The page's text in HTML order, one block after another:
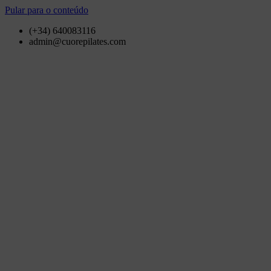
Pular para o conteúdo
(+34) 640083116
admin@cuorepilates.com